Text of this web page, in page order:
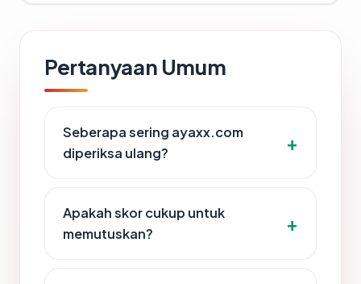
Pertanyaan Umum
Seberapa sering ayaxx.com
diperiksa ulang?
Apakah skor cukup untuk
memutuskan?